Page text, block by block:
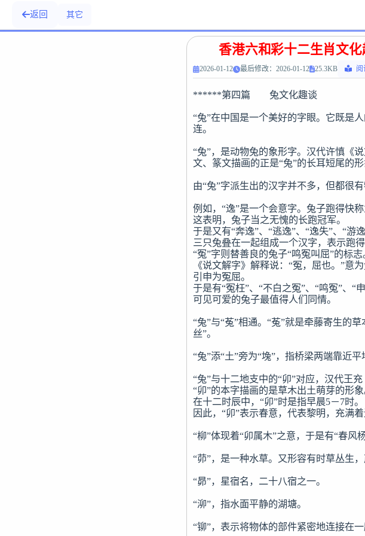
返回 其它
香港六和彩十二生肖文
2026-01-12 最后修改：2026-01-12 25.3KB 阅
******第四篇　　兔文化趣谈
“兔”在中国是一个美好的字眼。它既是
连。
“兔”，是动物兔的象形字。汉代许慎《
文、篆文描画的正是“兔”的长耳短尾的形
由“兔”字派生出的汉字并不多，但都很有
例如，“逸”是一个会意字。兔子跑得快
这表明，兔子当之无愧的长跑冠军。
于是又有“奔逸”、“逃逸”、“逸失”、“游
三只兔叠在一起组成一个汉字，表示跑得
“冤”字则替善良的兔子“鸣冤叫屈”的标志
《说文解字》解释说：“冤，屈也。”意
引申为冤屈。
于是有“冤枉”、“不白之冤”、“鸣冤”、“
可见可爱的兔子最值得人们同情。
“兔”与“菟”相通。“菟”就是牵藤寄生的
丝”。
“兔”添“土”旁为“堍”，指桥梁两端靠近平
“兔”与十二地支中的“卯”对应，汉代王
“卯”的本字描画的是草木出土萌芽的形
在十二时辰中，“卯”时是指早晨5－7时。
因此，“卯”表示春意，代表黎明，充满着
“柳”体现着“卯属木”之意，于是有“春风杨
“茆”，是一种水草。又形容有时草丛生，
“昴”，星宿名，二十八宿之一。
“泖”，指水面平静的湖塘。
“铆”，表示将物体的部件紧密地连接在一